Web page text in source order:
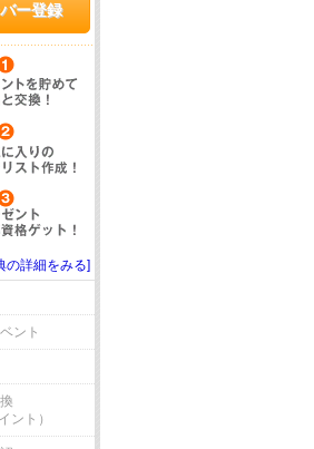
ー登録
詳細をみる]
ント
ント）